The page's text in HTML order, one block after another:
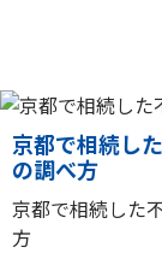
京都で相続し
の調べ方
京都で相続した
方